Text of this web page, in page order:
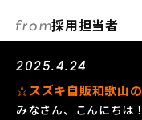
採用担当者
2025.4.24
☆スズキ自販和歌山
みなさん、こんにちは！